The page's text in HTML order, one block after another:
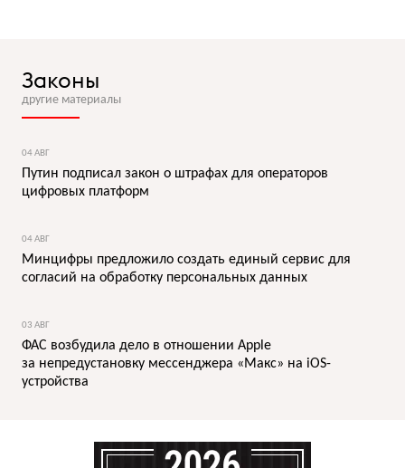
Законы
другие материалы
04 АВГ
Путин подписал закон о штрафах для операторов
цифровых платформ
04 АВГ
Минцифры предложило создать единый сервис для
согласий на обработку персональных данных
03 АВГ
ФАС возбудила дело в отношении Apple
за непредустановку мессенджера «Макс» на iOS-
устройства